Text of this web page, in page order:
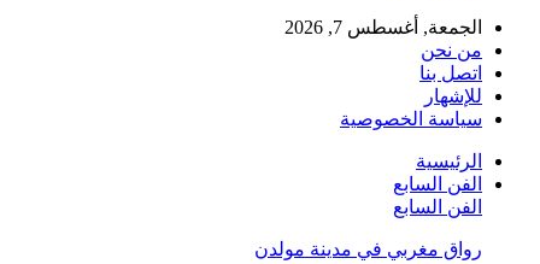
الجمعة, أغسطس 7, 2026
من نحن
اتصل بنا
للإشهار
سياسة الخصوصية
الرئيسية
الفن السابع
الفن السابع
رواق مغربي في مدينة مولدن